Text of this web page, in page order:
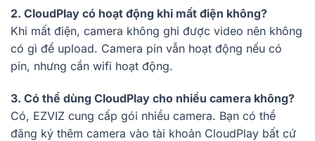
2. CloudPlay có hoạt động khi mất điện không?
Khi mất điện, camera không ghi được video nên không
có gì để upload. Camera pin vẫn hoạt động nếu có
pin, nhưng cần wifi hoạt động.
3. Có thể dùng CloudPlay cho nhiều camera không?
Có, EZVIZ cung cấp gói nhiều camera. Bạn có thể
đăng ký thêm camera vào tài khoản CloudPlay bất cứ